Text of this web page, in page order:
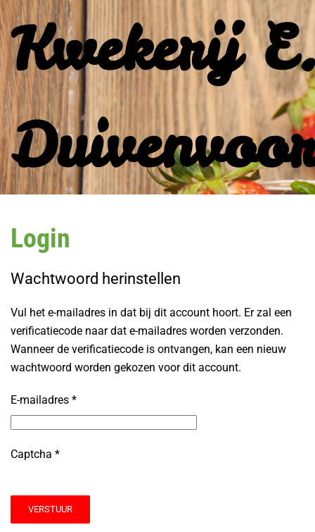
Terug naar hoofdinhoud
Kwekerij
Login
Wachtwoord herinstellen
Vul het e-mailadres in dat bij dit account hoort. Er zal een
verificatiecode naar dat e-mailadres worden verzonden.
Wanneer de verificatiecode is ontvangen, kan een nieuw
wachtwoord worden gekozen voor dit account.
E-mailadres *
Captcha *
VERSTUUR